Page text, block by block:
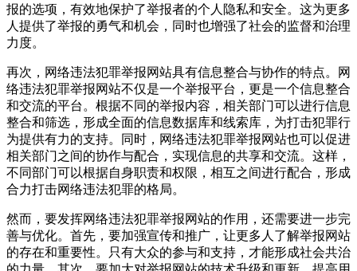
报的选项，有效地保护了举报者的个人隐私和安全。这为更多
人提供了举报的勇气和机会，同时也增强了社会的监督和治理
力度。
再次，网络违法犯罪举报网站具有信息整合与协作的特点。网
络违法犯罪举报网站不仅是一个举报平台，更是一个信息整合
和交流的平台。根据不同的举报内容，相关部门可以进行信息
整合和筛选，形成全面的信息数据库和线索库，为打击犯罪行
为提供有力的支持。同时，网络违法犯罪举报网站也可以促进
相关部门之间的协作与配合，实现信息的共享和交流。这样，
不同部门可以根据自身职责和权限，相互之间进行配合，形成
合力打击网络违法犯罪的格局。
然而，要发挥网络违法犯罪举报网站的作用，还需要进一步完
善与优化。首先，要加强宣传和推广，让更多人了解举报网站
的存在和重要性。只有大众的参与和支持，才能形成社会共治